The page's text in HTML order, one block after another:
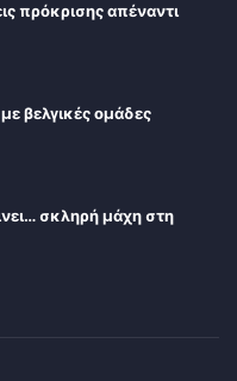
πρόκρισης απέναντι
βελγικές ομάδες
σκληρή μάχη στη